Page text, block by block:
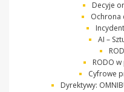
Decyje
Ochrona
AI –
RODO
Cyfrowe
Dyrektywy: